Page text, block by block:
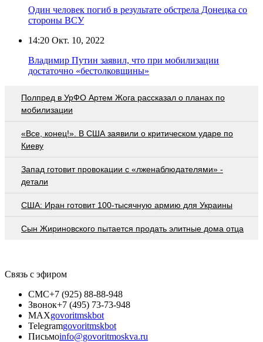
Один человек погиб в результате обстрела Донецка со
стороны ВСУ
14:20 Окт. 10, 2022
Владимир Путин заявил, что при мобилизации
достаточно «бестолковщины»
Полпред в УрФО Артем Жога рассказал о планах по
мобилизации
«Все, конец!». В США заявили о критическом ударе по
Киеву
Запад готовит провокации с «лженаблюдателями» -
детали
США: Иран готовит 100-тысячную армию для Украины
Сын Жириновского пытается продать элитные дома отца
Связь с эфиром
СМС+7 (925) 88-88-948
Звонок+7 (495) 73-73-948
MAXgovoritmskbot
Telegramgovoritmskbot
Письмоinfo@govoritmoskva.ru